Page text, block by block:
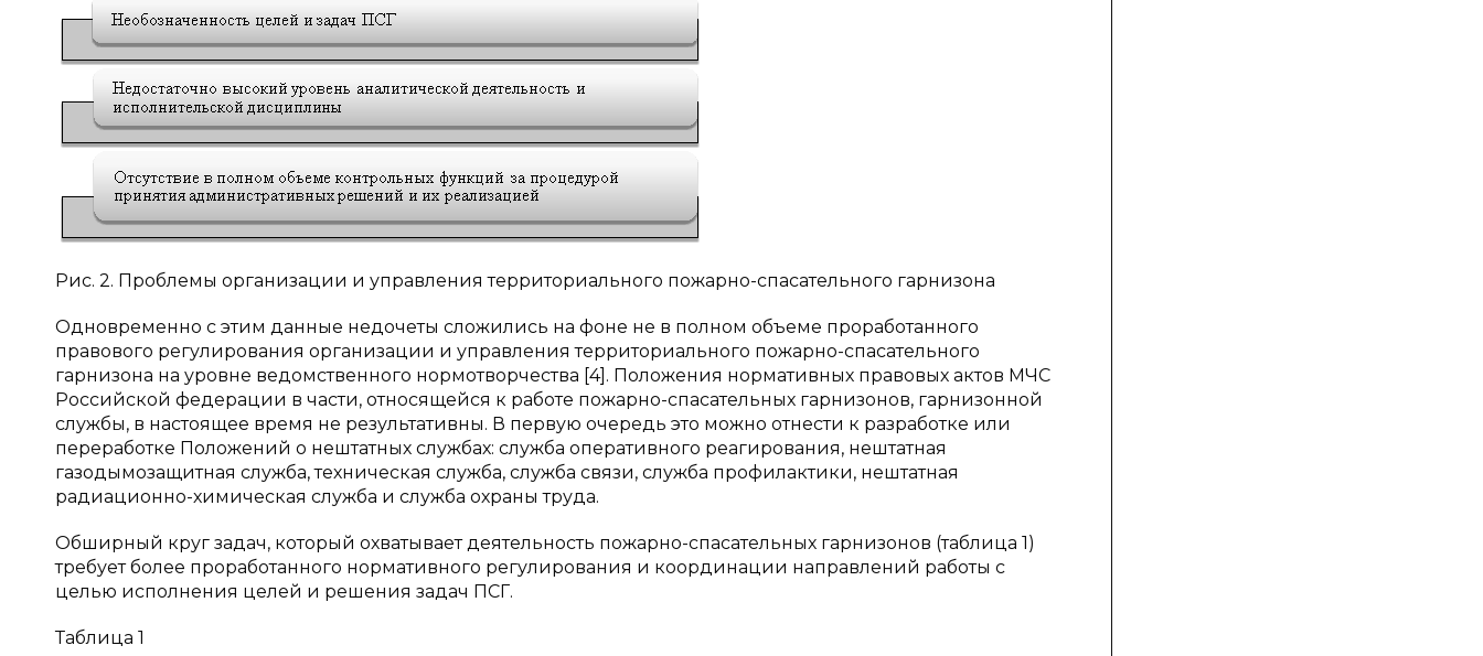
Рис. 2. Проблемы организации и управления территориального пожарно-спасательного гарнизона
Одновременно с этим данные недочеты сложились на фоне не в полном объеме проработанного
правового регулирования организации и управления территориального пожарно-спасательного
гарнизона на уровне ведомственного нормотворчества [4]. Положения нормативных правовых актов МЧС
Российской федерации в части, относящейся к работе пожарно-спасательных гарнизонов, гарнизонной
службы, в настоящее время не результативны. В первую очередь это можно отнести к разработке или
переработке Положений о нештатных службах: служба оперативного реагирования, нештатная
газодымозащитная служба, техническая служба, служба связи, служба профилактики, нештатная
радиационно-химическая служба и служба охраны труда.
Обширный круг задач, который охватывает деятельность пожарно-спасательных гарнизонов (таблица 1)
требует более проработанного нормативного регулирования и координации направлений работы с
целью исполнения целей и решения задач ПСГ.
Таблица 1